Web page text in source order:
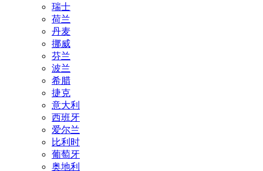
瑞士
荷兰
丹麦
挪威
芬兰
波兰
希腊
捷克
意大利
西班牙
爱尔兰
比利时
葡萄牙
奥地利